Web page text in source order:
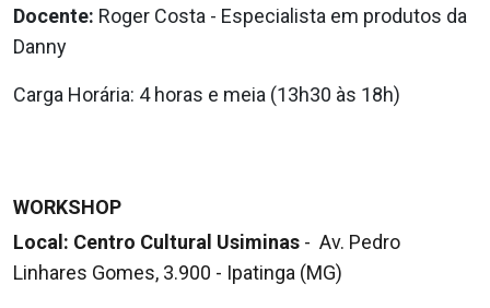
Docente: Roger Costa - Especialista em produtos da
Danny
Carga Horária: 4 horas e meia (13h30 às 18h)
WORKSHOP
Local: Centro Cultural Usiminas - Av. Pedro
Linhares Gomes, 3.900 - Ipatinga (MG)